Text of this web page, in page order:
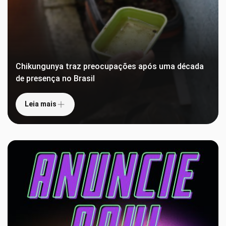
Chikungunya traz preocupações após uma década
de presença no Brasil
Leia mais